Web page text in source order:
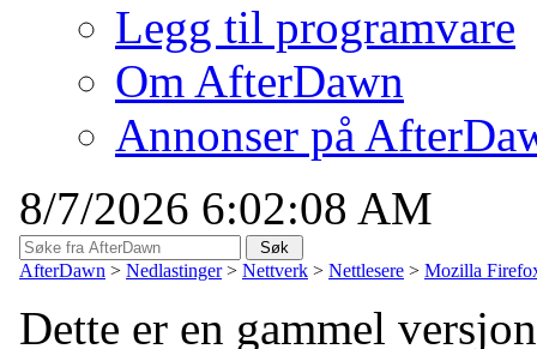
Legg til programvare
Om AfterDawn
Annonser på
8/7/2026 6:02:08 AM
AfterDawn > Nedlastinger > Nettverk > Nettlesere > Mozilla
Dette er en gammel